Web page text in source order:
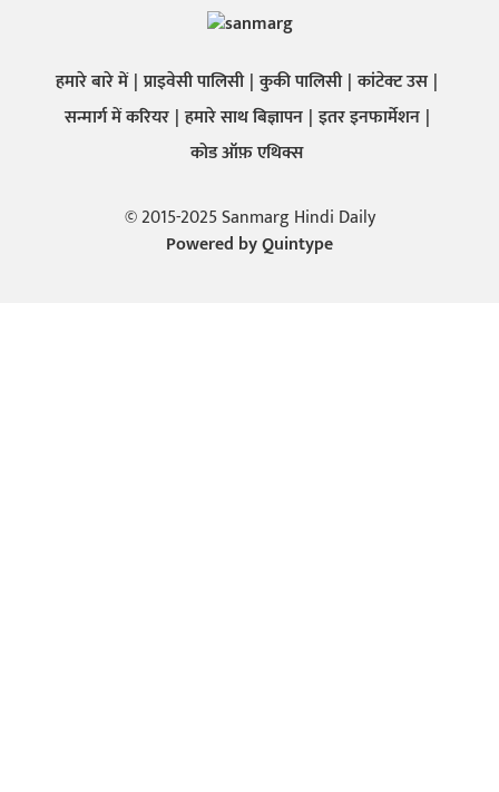
हमारे बारे में प्राइवेसी पालिसी कुकी पालिसी कांटेक्ट उस
सन्मार्ग में करियर हमारे साथ बिज्ञापन इतर इनफार्मेशन
कोड ऑफ़ एथिक्स
© 2015-2025 Sanmarg Hindi Daily
Powered byQuintype